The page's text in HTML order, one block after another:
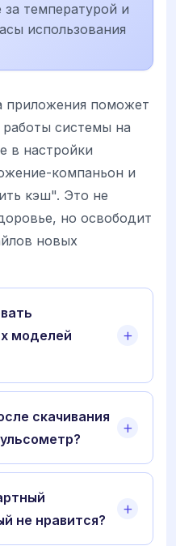
температурой и
использования
приложения поможет
системы на
в настройки
компаньон и
кэш". Это не
но освободит
новых
моделей
скачивания
не нравится?